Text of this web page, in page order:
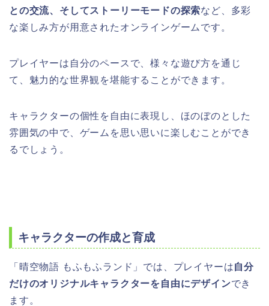
との交流、そしてストーリーモードの探索など、多彩
な楽しみ方が用意されたオンラインゲームです。
プレイヤーは自分のペースで、様々な遊び方を通じ
て、魅力的な世界観を堪能することができます。
キャラクターの個性を自由に表現し、ほのぼのとした
雰囲気の中で、ゲームを思い思いに楽しむことができ
るでしょう。
キャラクターの作成と育成
「晴空物語 もふもふランド」では、プレイヤーは自分
だけのオリジナルキャラクターを自由にデザインでき
ます。